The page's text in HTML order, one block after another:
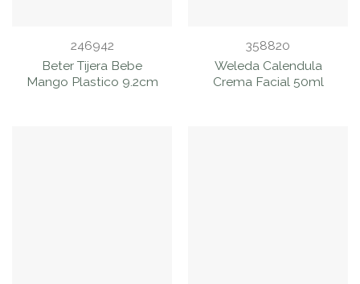
246942
Beter Tijera Bebe
Mango Plastico 9.2cm
358820
Weleda Calendula
Crema Facial 50ml